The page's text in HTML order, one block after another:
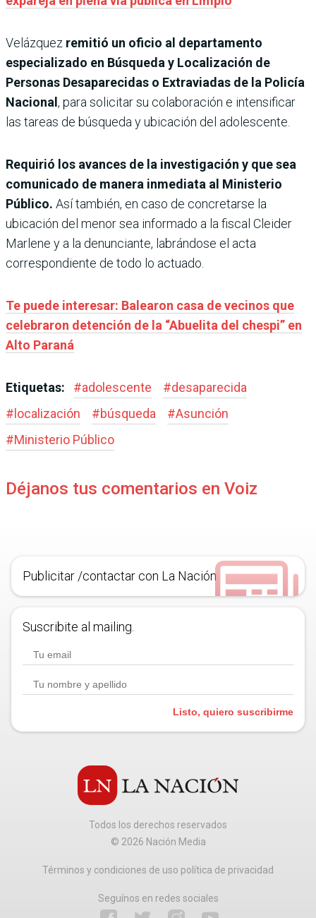
Velázquez remitió un oficio al departamento
especializado en Búsqueda y Localización de
Personas Desaparecidas o Extraviadas de la Policía
Nacional , para solicitar su colaboración e intensificar
las tareas de búsqueda y ubicación del adolescente.
Requirió los avances de la investigación y que sea
comunicado de manera inmediata al Ministerio
Público. Así también, en caso de concretarse la
ubicación del menor sea informado a la fiscal Cleider
Marlene y a la denunciante, labrándose el acta
correspondiente de todo lo actuado.
Te puede interesar: Balearon casa de vecinos que
celebraron detención de la “Abuelita del chespi” en
Alto Paraná
Etiquetas: #adolescente #desaparecida
# localización #búsqueda #Asunción
#Ministerio Público
Déjanos tus comentarios en Voiz
Publicitar /contactar con La Nación
Suscribite al mailing.
Listo, quiero suscribirme
Todos los derechos reservados
© 2026 Nación Media
Términos y condiciones de uso política de privacidad
Seguínos en redes sociales